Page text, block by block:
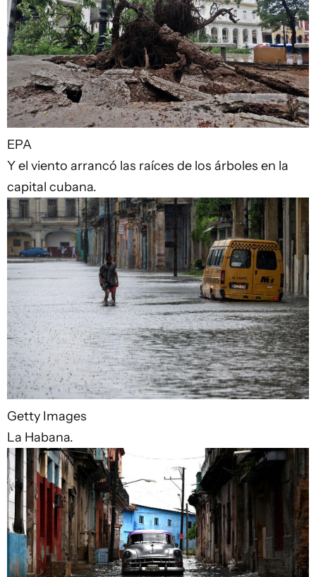
EPA
Y el viento arrancó las raíces de los árboles en la
capital cubana.
Getty Images
La Habana.